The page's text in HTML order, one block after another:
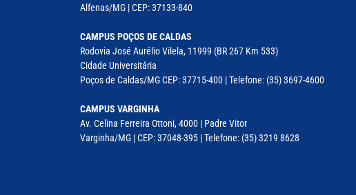
Alfenas/MG | CEP: 37133-840
CAMPUS POÇOS DE CALDAS
Rodovia José Aurélio Vilela, 11999 (BR 267 Km 533)
Cidade Universitária
Poços de Caldas/MG CEP: 37715-400 | Telefone: (35) 3697-4600
CAMPUS VARGINHA
Av. Celina Ferreira Ottoni, 4000 | Padre Vitor
Varginha/MG | CEP: 37048-395 | Telefone: (35) 3219 8628